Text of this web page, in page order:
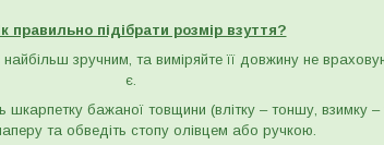
правильно підібрати розмір взуття?
найбільш зручним, та виміряйте її довжину не
є.
шкарпетку бажаної товщини (влітку – тоншу, взимку –
та обведіть стопу олівцем або ручкою.